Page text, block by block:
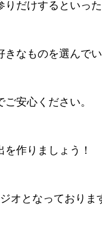
りだけするといった
なものを選んで
安心ください。
作りましょう！
オとなっておりま